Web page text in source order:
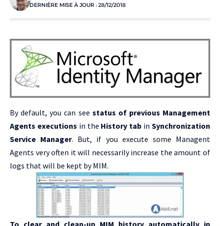
DERNIÈRE MISE À JOUR : 28/12/2018
By default, you can see status of previous Management
Agents executions in the History tab inSynchronization
Service Manager. But, if you execute some Managent
Agents very often it will necessarily increase the amount of
logs that will be kept by MIM.
To clear and clean-up MIM history automatically in